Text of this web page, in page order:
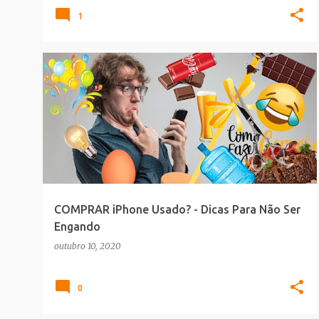
1
COMPRAR iPhone Usado? - Dicas Para Não Ser
Engando
outubro 10, 2020
DEIXO A DICA
0